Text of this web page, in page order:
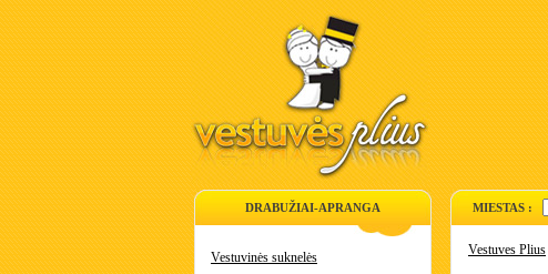
DRABUŽIAI-APRANGA
Vestuvinės suknelės
MIESTAS :
Vestuves Plius